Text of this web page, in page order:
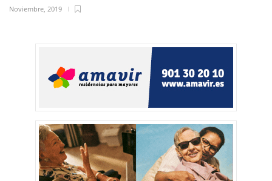
Noviembre, 2019